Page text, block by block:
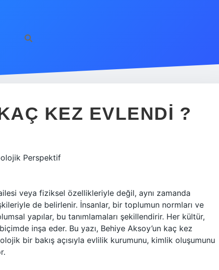
KEZ EVLENDI ?
Perspektif
veya fiziksel özellikleriyle değil, aynı zamanda
de belirlenir. İnsanlar, bir toplumun normları ve
yapılar, bu tanımlamaları şekillendirir. Her kültür,
inşa eder. Bu yazı, Behiye Aksoy’un kaç kez
bir bakış açısıyla evlilik kurumunu, kimlik oluşumunu